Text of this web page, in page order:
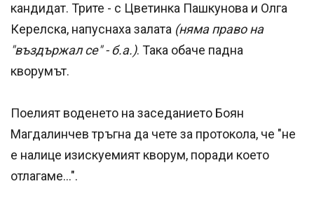
кандидат. Трите - с Цветинка Пашкунова и Олга
Керелска, напуснаха залата (няма право на
"въздържал се" - б.а.). Така обаче падна
кворумът.
Поелият воденето на заседанието Боян
Магдалинчев тръгна да чете за протокола, че "не
е налице изискуемият кворум, поради което
отлагаме...".